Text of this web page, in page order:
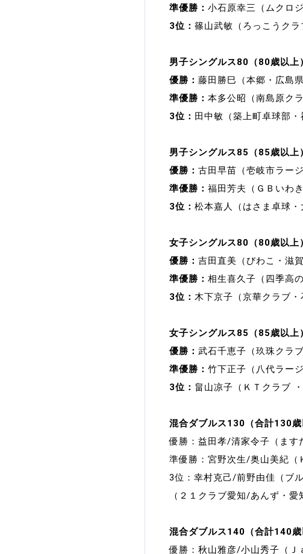
準優勝： 小石原幸三（ムクロ
3位： 篠山武敏（ろっこうク
男子シングルス80（80歳以上）
優勝： 藤田勝巳（本郷・広島県
準優勝： 本多公昭（南島原ク
3位： 田中敏（築上町卓球部
男子シングルス85（85歳以上）
優勝： 古田早苗（壱岐市ラー
準優勝： 福田芳夫（ＧＢいわ
3位： 松本嘉人（はさま卓球・
女子シングルス80（80歳以上）
優勝： 吉田直美（びわこ・滋賀
準優勝： 相生喜久子（四季高
3位： 木下京子（京華クラブ
女子シングルス85（85歳以上）
優勝： 武石千恵子（玖珠クラ
準優勝： 竹下正子（八代ラー
3位： 畠山凉子（ＫＴクラブ
混合ダブルス130（合計130
優勝：益田孝/清家令子（ます
準優勝：宮野次生/奥山美紀（
3位：幸村克己/前野由佳（ブ
（２１クラブ愛知/あんず・愛
混合ダブルス140（合計140
優勝：秋山雅彦/小山秀子（Ｊ